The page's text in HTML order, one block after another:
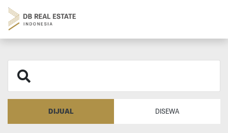
DIJUAL DISEWA